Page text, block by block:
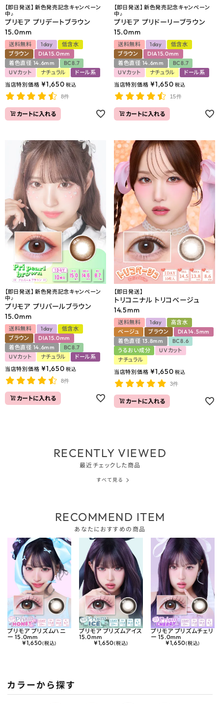
【即日発送】 新色発売記念キャンペーン
中♪
プリモア プリデートブラウン
15.0mm
送料無料 1day
低含水
ブラウン
DIA15.0mm
着色直径 14.6mm
BC8.7
UVカット
ナチュラル
ドール系
当店特別価格 ¥1,650 税込
8件
カートに入れる
【即日発送】 新色発売記念キャンペーン
中♪
プリモア プリドーリーブラウン
15.0mm
送料無料 1day
低含水
ブラウン
DIA15.0mm
着色直径 14.6mm
BC8.7
UVカット
ナチュラル
ドール系
当店特別価格 ¥1,650 税込
15件
カートに入れる
【即日発送】 新色発売記念キャンペーン
中♪
プリモア プリパールブラウン
15.0mm
送料無料 1day
低含水
ブラウン
DIA15.0mm
着色直径 14.6mm
BC8.7
UVカット
ナチュラル
ドール系
当店特別価格 ¥1,650 税込
8件
カートに入れる
【即日発送】
トリコニナル トリコベージュ
14.5mm
送料無料 1day
高含水
ベージュ
ブラウン
DIA14.5mm
着色直径 13.8mm
BC8.6
うるおい成分
UVカット
ナチュラル
当店特別価格 ¥1,650 税込
3件
カートに入れる
RECENTLY VIEWED
最近チェックした商品
すべて見る
RECOMMEND ITEM
あなたにおすすめの商品
プリモア プリズムハニ
ー 15.0mm
¥1,650(税込)
プリモア プリズムアイス
15.0mm
¥1,650(税込)
プリモア プリズムチェリ
ー 15.0mm
¥1,650(税込)
カラーから探す